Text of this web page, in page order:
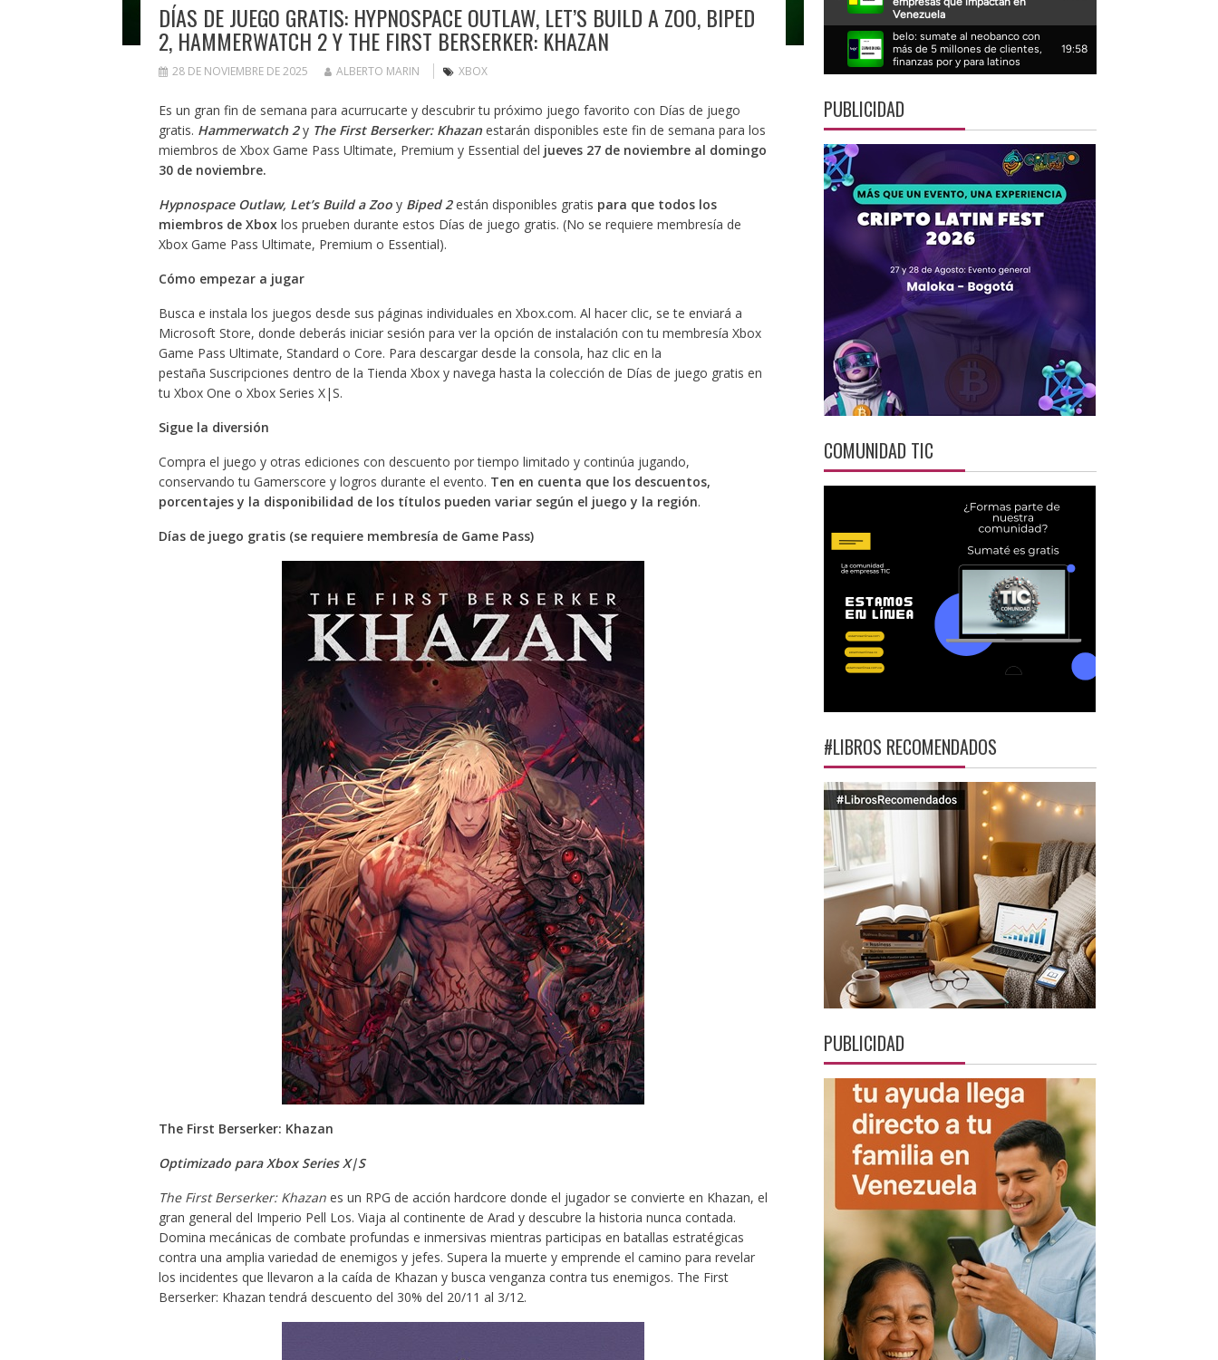
DÍAS DE JUEGO GRATIS: HYPNOSPACE OUTLAW, LET’S BUILD A ZOO, BIPED
2, HAMMERWATCH 2 Y THE FIRST BERSERKER: KHAZAN
28 DE NOVIEMBRE DE 2025 ALBERTO MARIN XBOX
Es un gran fin de semana para acurrucarte y descubrir tu próximo juego favorito con Días de juego
gratis. Hammerwatch 2y The First Berserker: Khazanestarán disponibles este fin de semana para los
miembros de Xbox Game Pass Ultimate, Premium y Essential del jueves 27 de noviembre al domingo
30 de noviembre.
Hypnospace Outlaw, Let’s Build a Zooy Biped 2están disponibles gratis para que todos los
miembros de Xboxlos prueben durante estos Días de juego gratis. (No se requiere membresía de
Xbox Game Pass Ultimate, Premium o Essential).
Cómo empezar a jugar
Busca e instala los juegos desde sus páginas individuales en Xbox.com. Al hacer clic, se te enviará a
Microsoft Store, donde deberás iniciar sesión para ver la opción de instalación con tu membresía Xbox
Game Pass Ultimate, Standard o Core. Para descargar desde la consola, haz clic en la
pestaña Suscripciones dentro de la Tienda Xbox y navega hasta la colección de Días de juego gratis en
tu Xbox One o Xbox Series X|S.
Sigue la diversión
Compra el juego y otras ediciones con descuento por tiempo limitado y continúa jugando,
conservando tu Gamerscore y logros durante el evento. Ten en cuenta que los descuentos,
porcentajes y la disponibilidad de los títulos pueden variar según el juego y la región.
Días de juego gratis (se requiere membresía de Game Pass)
The First Berserker: Khazan
Optimizado para Xbox Series X|S
The First Berserker: Khazanes un RPG de acción hardcore donde el jugador se convierte en Khazan, el
gran general del Imperio Pell Los. Viaja al continente de Arad y descubre la historia nunca contada.
Domina mecánicas de combate profundas e inmersivas mientras participas en batallas estratégicas
contra una amplia variedad de enemigos y jefes. Supera la muerte y emprende el camino para revelar
los incidentes que llevaron a la caída de Khazan y busca venganza contra tus enemigos. The First
Berserker: Khazan tendrá descuento del 30% del 20/11 al 3/12.
PUBLICIDAD
COMUNIDAD TIC
#LIBROS RECOMENDADOS
PUBLICIDAD